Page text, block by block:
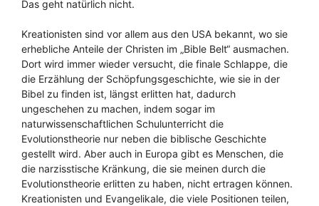
Das geht natürlich nicht.
Kreationisten sind vor allem aus den USA bekannt, wo sie
erhebliche Anteile der Christen im „Bible Belt“ ausmachen.
Dort wird immer wieder versucht, die finale Schlappe, die
die Erzählung der Schöpfungsgeschichte, wie sie in der
Bibel zu finden ist, längst erlitten hat, dadurch
ungeschehen zu machen, indem sogar im
naturwissenschaftlichen Schulunterricht die
Evolutionstheorie nur neben die biblische Geschichte
gestellt wird. Aber auch in Europa gibt es Menschen, die
die narzisstische Kränkung, die sie meinen durch die
Evolutionstheorie erlitten zu haben, nicht ertragen können.
Kreationisten und Evangelikale, die viele Positionen teilen,